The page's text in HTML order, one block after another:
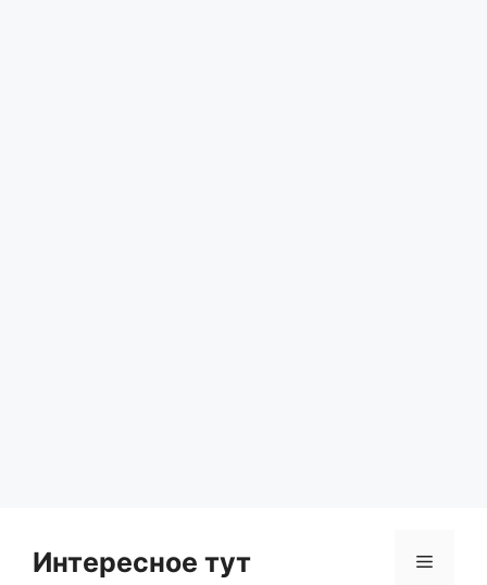
Интересное тут Menu